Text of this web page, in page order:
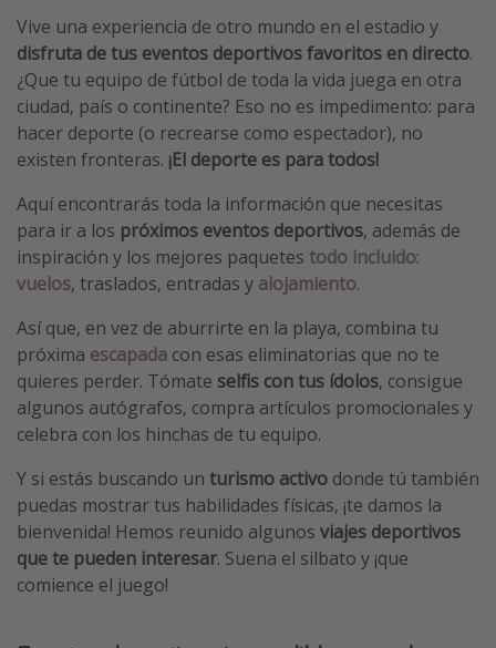
Glamping
Viajes en tren
Viajar sola como mujer
Ofertas para Vacaciones Activas
Viajes en familia
Vacaciones de Playa
Viajes para singles
Escapadas románticas
Más temas
Trabajar en el extranjero
Cruceros por el Mediterráneo
Hoteles más hot de España
Guía de equipaje de mano
Parques de atracciones
Viaja con musicales
El Rey León el musical
Vive una experiencia de otro mundo en el estadio y
disfruta de tus eventos deportivos favoritos en directo.
¿Que tu equipo de fútbol de toda la vida juega en otra
ciudad, país o continente? Eso no es impedimento: para
hacer deporte (o recrearse como espectador), no
existen fronteras. ¡El deporte es para todos!
Aquí encontrarás toda la información que necesitas
para ir a los próximos eventos deportivos, además de
inspiración y los mejores paquetes todo incluido:
vuelos, traslados, entradas y alojamiento.
Así que, en vez de aburrirte en la playa, combina tu
próxima escapada con esas eliminatorias que no te
quieres perder. Tómate selfis con tus ídolos, consigue
algunos autógrafos, compra artículos promocionales y
celebra con los hinchas de tu equipo.
Y si estás buscando un turismo activo donde tú también
puedas mostrar tus habilidades físicas, ¡te damos la
bienvenida! Hemos reunido algunos viajes deportivos
que te pueden interesar. Suena el silbato y ¡que
comience el juego!